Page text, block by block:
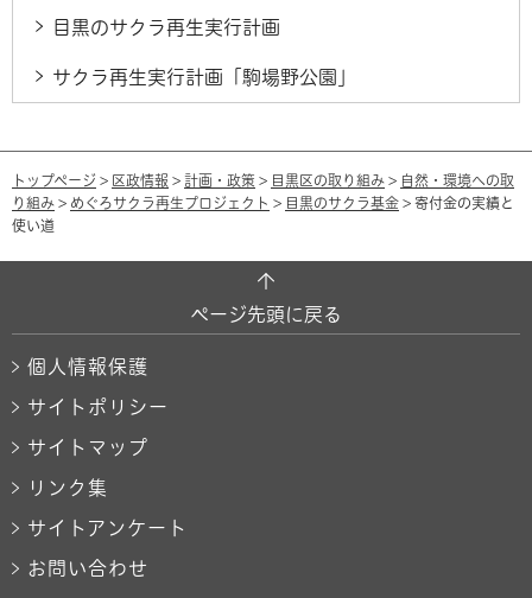
目黒のサクラ再生実行計画
サクラ再生実行計画「駒場野公園」
トップページ > 区政情報 > 計画・政策 > 目黒区の取り組み > 自然・環境への取
り組み > めぐろサクラ再生プロジェクト > 目黒のサクラ基金 > 寄付金の実績と
使い道
ページ先頭に戻る
個人情報保護
サイトポリシー
サイトマップ
リンク集
サイトアンケート
お問い合わせ